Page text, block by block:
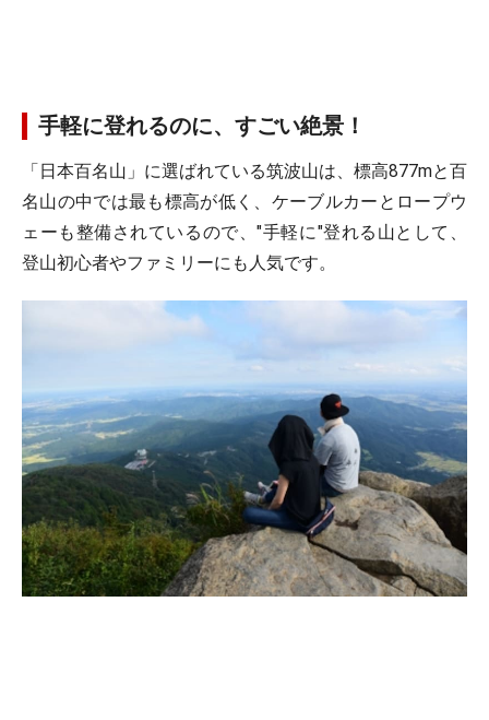
手軽に登れるのに、すごい絶景！
「日本百名山」に選ばれている筑波山は、標高877mと百
名山の中では最も標高が低く、ケーブルカーとロープウ
ェーも整備されているので、"手軽に"登れる山として、
登山初心者やファミリーにも人気です。